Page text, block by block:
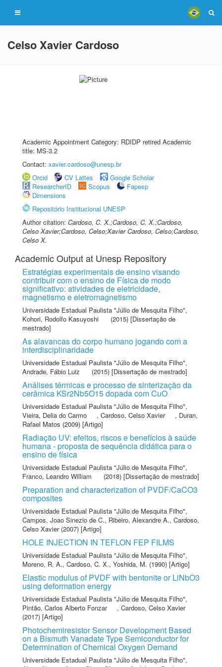
Celso Xavier Cardoso
Academic Appointment Category: RDIDP retired Academic
title: MS-3.2
Contact: xavier.cardoso@unesp.br
Orcid
CV Lattes
Google Scholar
ResearcherID
Scopus
Fapesp
Dimensions
Repositório Institucional UNESP
Author citation: Cardoso, C. X.;Cardoso, C. X.;Cardoso,
Celso Xavier;Cardoso, Celso;Xavier Cardoso, Celso;Cardoso,
Celso X.
Academic Output at Unesp Repository
Estratégias experimentais de ensino visando
contribuir com o ensino de Física de modo
significativo: atividades de eletricidade,
magnetismo e eletromagnetismo
Universidade Estadual Paulista "Júlio de Mesquita Filho",
Kohori, Rodolfo Kasuyoshi
(2015) [Dissertação de
mestrado]
As alavancas do corpo humano jogando com a
interdisciplinaridade
Universidade Estadual Paulista "Júlio de Mesquita Filho",
Andrade, Fábio Luiz
(2015) [Dissertação de mestrado]
Análises térmicas e processo de sinterização da
cerâmica KSr2Nb5O15 dopada com CuO
Universidade Estadual Paulista "Júlio de Mesquita Filho",
Vieira, Delia do Carmo
, Cardoso, Celso Xavier , Duran,
Rafael Matos (2009) [Artigo]
Radiação UV: efeitos, riscos e benefícios à saúde
humana - proposta de sequência didática para o
ensino de física
Universidade Estadual Paulista "Júlio de Mesquita Filho",
Franco, Leandro William
(2018) [Dissertação de mestrado]
Preparation and characterization of PVDF/CaCO3
composites
Universidade Estadual Paulista "Júlio de Mesquita Filho",
Campos, Joao Sinezio de C., Ribeiro, Alexandre A., Cardoso,
Celso Xavier(2007) [Artigo]
HOLE INJECTION IN TEFLON FEP FILMS
Universidade Estadual Paulista "Júlio de Mesquita Filho",
Moreno, R. A., Cardoso, C. X., Yoshida, M. (1990) [Artigo]
Elastic modulus of PVDF with bentonite or LiNbO3
using deformation energy
Universidade Estadual Paulista "Júlio de Mesquita Filho",
Pintão, Carlos Alberto Fonzar
, Cardoso, Celso Xavier
(2017) [Artigo]
Photochemiresistor Sensor Development Based
on a Bismuth Vanadate Type Semiconductor for
Determination of Chemical Oxygen Demand
Universidade Estadual Paulista "Júlio de Mesquita Filho",